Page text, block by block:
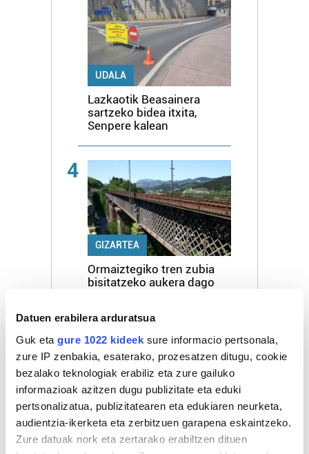
Datuen erabilera arduratsua
Guk eta gure 1022 kideek sure informacio pertsonala,
zure IP zenbakia, esaterako, prozesatzen ditugu, cookie
bezalako teknologiak erabiliz eta zure gailuko
informazioak azitzen dugu publizitate eta eduki
pertsonalizatua, publizitatearen eta edukiaren neurketa,
audientzia-ikerketa eta zerbitzuen garapena eskaintzeko.
Zure datuak nork eta zertarako erabiltzen dituen
UDALA
Lazkaotik Beasainera
sartzeko bidea itxita,
Senpere kalean
4
GIZARTEA
Ormaiztegiko tren zubia
bisitatzeko aukera dago
5
EUSKARA
Eingo taldeak musika eta